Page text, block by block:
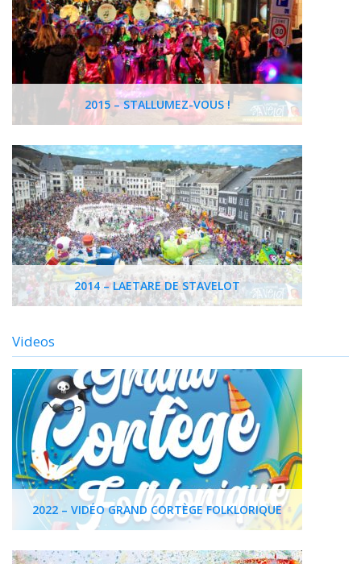
2015 – STALLUMEZ-VOUS !
2014 – LAETARE DE STAVELOT
Videos
2022 – VIDÉO GRAND CORTÈGE FOLKLORIQUE